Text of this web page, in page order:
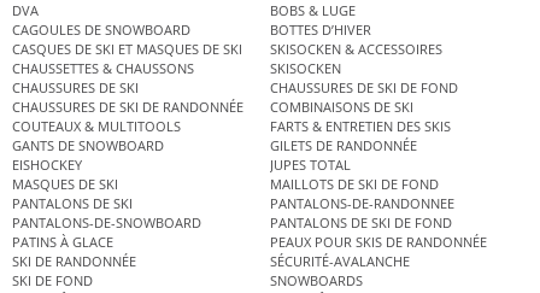
DVA
BOBS & LUGE
CAGOULES DE SNOWBOARD
BOTTES D’HIVER
CASQUES DE SKI ET MASQUES DE SKI
SKISOCKEN & ACCESSOIRES
CHAUSSETTES & CHAUSSONS
SKISOCKEN
CHAUSSURES DE SKI
CHAUSSURES DE SKI DE FOND
CHAUSSURES DE SKI DE RANDONNÉE
COMBINAISONS DE SKI
COUTEAUX & MULTITOOLS
FARTS & ENTRETIEN DES SKIS
GANTS DE SNOWBOARD
GILETS DE RANDONNÉE
EISHOCKEY
JUPES TOTAL
MASQUES DE SKI
MAILLOTS DE SKI DE FOND
PANTALONS DE SKI
PANTALONS-DE-RANDONNEE
PANTALONS-DE-SNOWBOARD
PANTALONS DE SKI DE FOND
PATINS À GLACE
PEAUX POUR SKIS DE RANDONNÉE
SKI DE RANDONNÉE
SÉCURITÉ-AVALANCHE
SKI DE FOND
SNOWBOARDS